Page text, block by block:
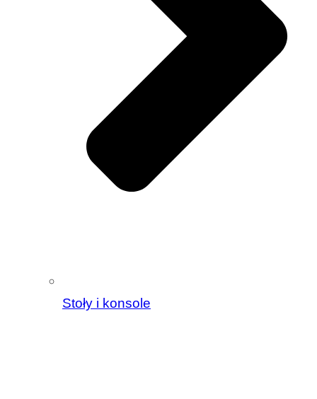
Stoły i konsole